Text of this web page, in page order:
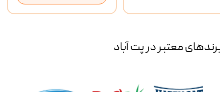
معتبر در پت آباد